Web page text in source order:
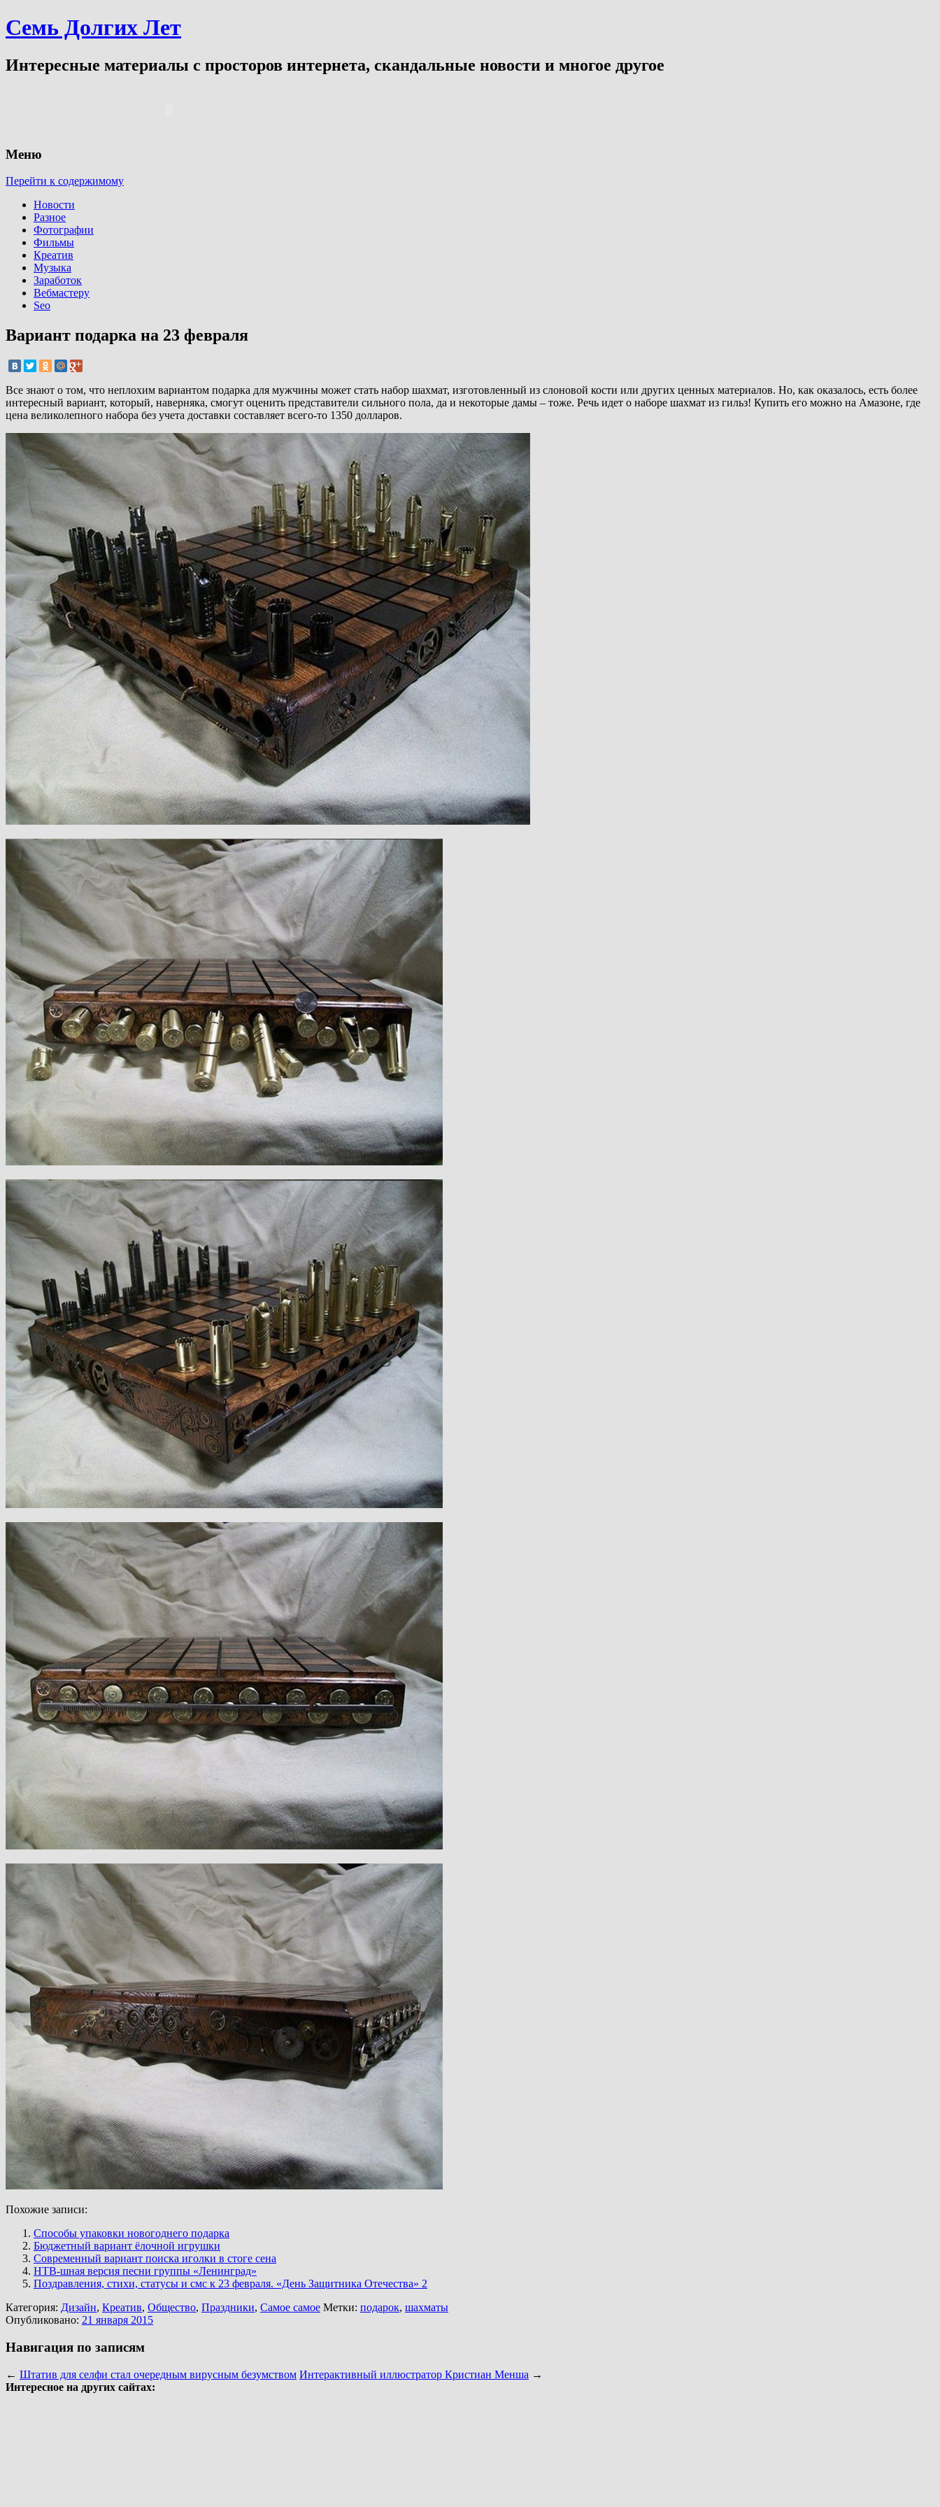
Семь Долгих Лет
Интересные материалы с просторов интернета, скандальные новости и многое другое
Меню
Перейти к содержимому
Новости
Разное
Фотографии
Фильмы
Креатив
Музыка
Заработок
Вебмастеру
Seo
Вариант подарка на 23 февраля
Все знают о том, что неплохим вариантом подарка для мужчины может стать набор шахмат, изготовленный из слоновой кости или других ценных материалов. Но, как оказалось, есть более
интересный вариант, который, наверняка, смогут оценить представители сильного пола, да и некоторые дамы – тоже. Речь идет о наборе шахмат из гильз! Купить его можно на Амазоне, где
цена великолепного набора без учета доставки составляет всего-то 1350 долларов.
Похожие записи:
Способы упаковки новогоднего подарка
Бюджетный вариант ёлочной игрушки
Современный вариант поиска иголки в стоге сена
НТВ-шная версия песни группы «Ленинград»
Поздравления, стихи, статусы и смс к 23 февраля. «День Защитника Отечества» 2
Категория: Дизайн, Креатив, Общество, Праздники, Самое самое Метки: подарок, шахматы
Опубликовано: 21 января 2015
Навигация по записям
← Штатив для селфи стал очередным вирусным безумством Интерактивный иллюстратор Кристиан Менша →
Интересное на других сайтах: